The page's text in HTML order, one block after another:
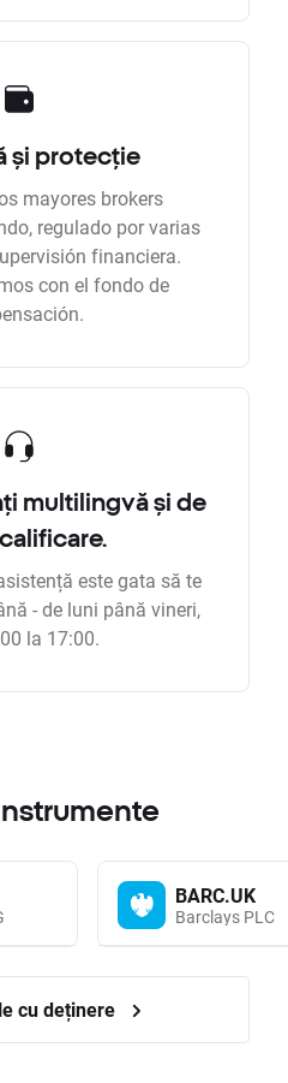
și protecție
mayores brokers
regulado por varias
financiera.
con el fondo de
multilingvă și de
este gata să te
- de luni până vineri,
la 17:00.
BARC.UK
Barclays PLC
cu deținere